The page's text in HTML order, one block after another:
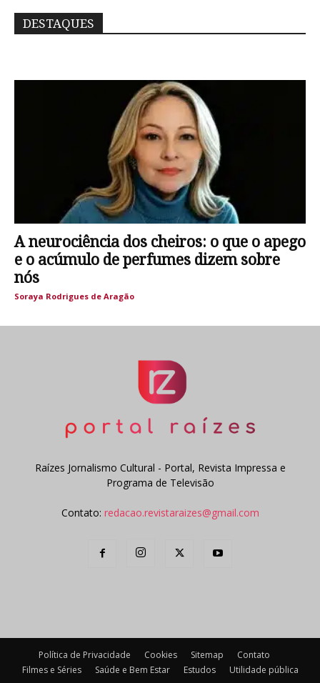
DESTAQUES
A neurociência dos cheiros: o que o apego
e o acúmulo de perfumes dizem sobre
nós
Soraya Rodrigues de Aragão
Raízes Jornalismo Cultural - Portal, Revista Impressa e
Programa de Televisão
Contato: redacao.revistaraizes@gmail.com
Política de Privacidade Cookies Sitemap
Contato
Filmes e Séries
Saúde e Bem Estar Estudos Utilidade pública